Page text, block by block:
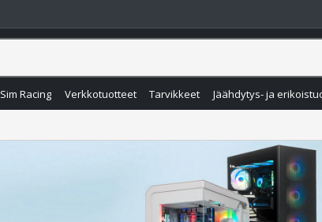
Sim Racing Verkkotuotteet Tarvikkeet Jäähdytys- ja